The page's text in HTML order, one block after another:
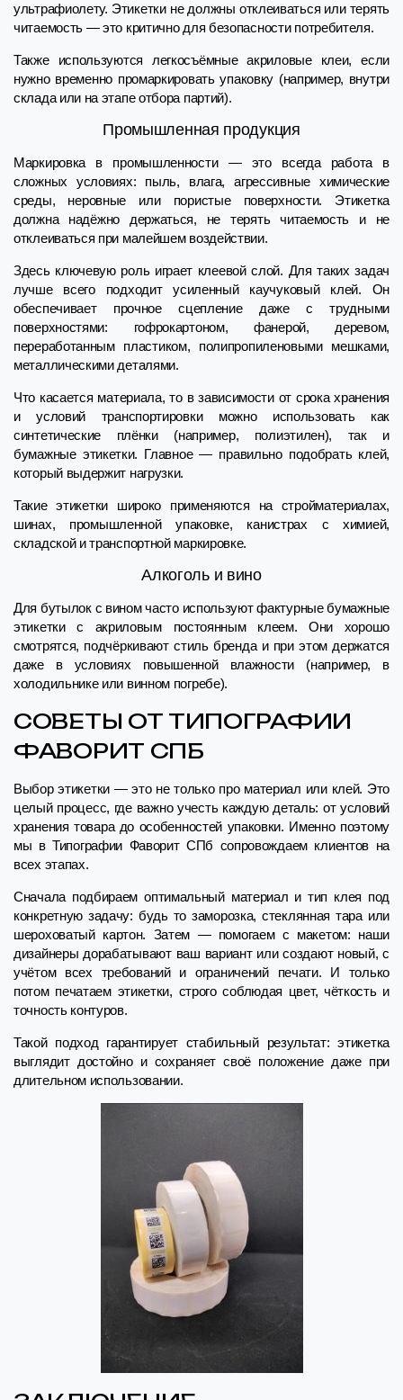
ультрафиолету. Этикетки не должны отклеиваться или терять
читаемость — это критично для безопасности потребителя.
Также используются легкосъёмные акриловые клеи, если
нужно временно промаркировать упаковку (например, внутри
склада или на этапе отбора партий).
Промышленная продукция
Маркировка в промышленности — это всегда работа в
сложных условиях: пыль, влага, агрессивные химические
среды, неровные или пористые поверхности. Этикетка
должна надёжно держаться, не терять читаемость и не
отклеиваться при малейшем воздействии.
Здесь ключевую роль играет клеевой слой. Для таких задач
лучше всего подходит усиленный каучуковый клей. Он
обеспечивает прочное сцепление даже с трудными
поверхностями: гофрокартоном, фанерой, деревом,
переработанным пластиком, полипропиленовыми мешками,
металлическими деталями.
Что касается материала, то в зависимости от срока хранения
и условий транспортировки можно использовать как
синтетические плёнки (например, полиэтилен), так и
бумажные этикетки. Главное — правильно подобрать клей,
который выдержит нагрузки.
Такие этикетки широко применяются на стройматериалах,
шинах, промышленной упаковке, канистрах с химией,
складской и транспортной маркировке.
Алкоголь и вино
Для бутылок с вином часто используют фактурные бумажные
этикетки с акриловым постоянным клеем. Они хорошо
смотрятся, подчёркивают стиль бренда и при этом держатся
даже в условиях повышенной влажности (например, в
холодильнике или винном погребе).
СОВЕТЫ ОТ ТИПОГРАФИИ
ФАВОРИТ СПБ
Выбор этикетки — это не только про материал или клей. Это
целый процесс, где важно учесть каждую деталь: от условий
хранения товара до особенностей упаковки. Именно поэтому
мы в Типографии Фаворит СПб сопровождаем клиентов на
всех этапах.
Сначала подбираем оптимальный материал и тип клея под
конкретную задачу: будь то заморозка, стеклянная тара или
шероховатый картон. Затем — помогаем с макетом: наши
дизайнеры дорабатывают ваш вариант или создают новый, с
учётом всех требований и ограничений печати. И только
потом печатаем этикетки, строго соблюдая цвет, чёткость и
точность контуров.
Такой подход гарантирует стабильный результат: этикетка
выглядит достойно и сохраняет своё положение даже при
длительном использовании.